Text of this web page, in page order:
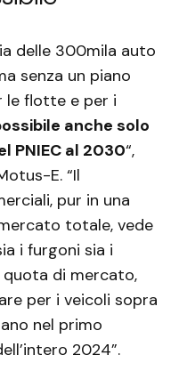
delle 300mila auto
senza un piano
le flotte e per i
anche solo
PNIEC al 2030“,
E. “Il
pur in una
totale, vede
i furgoni sia i
quota di mercato,
per i veicoli sopra
nel primo
2024”.